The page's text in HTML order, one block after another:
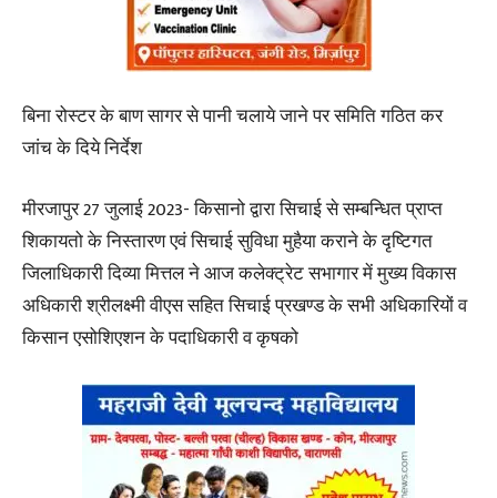
बिना रोस्टर के बाण सागर से पानी चलाये जाने पर समिति गठित कर
जांच के दिये निर्देश
मीरजापुर 27 जुलाई 2023- किसानो द्वारा सिचाई से सम्बन्धित प्राप्त
शिकायतो के निस्तारण एवं सिचाई सुविधा मुहैया कराने के दृष्टिगत
जिलाधिकारी दिव्या मित्तल ने आज कलेक्ट्रेट सभागार में मुख्य विकास
अधिकारी श्रीलक्ष्मी वीएस सहित सिचाई प्रखण्ड के सभी अधिकारियों व
किसान एसोशिएशन के पदाधिकारी व कृषको